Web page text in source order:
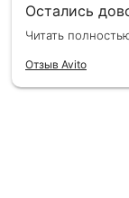
Остались
команде!
совпала с
берут ваши
Читать
Отзыв Avito